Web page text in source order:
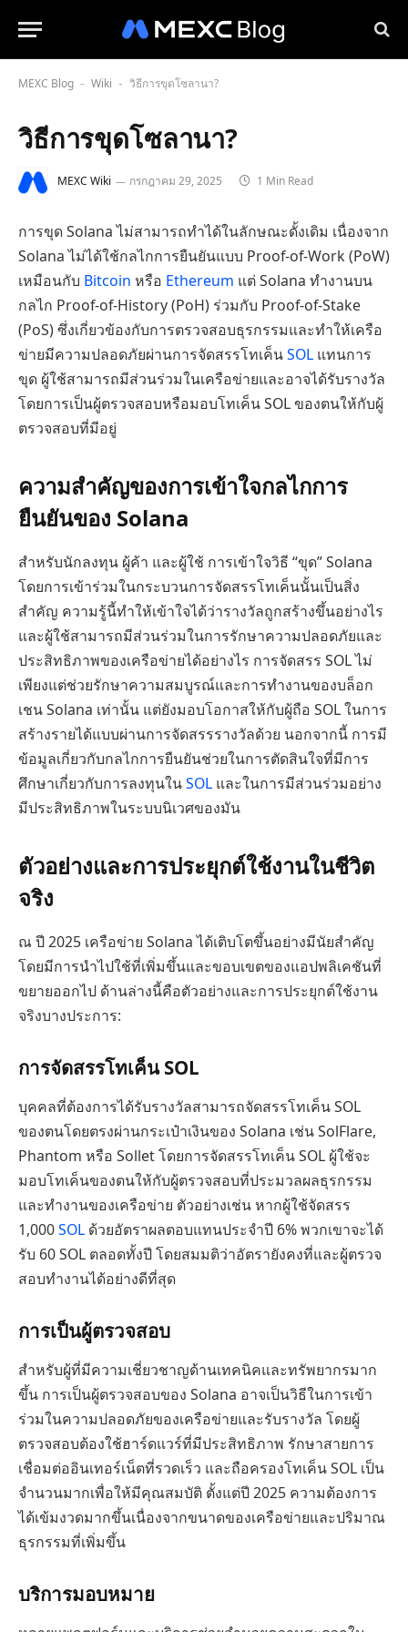
MEXC Blog - Wiki - วิธีการขุดโซลานา?
วิธีการขุดโซลานา?
MEXC Wiki กรกฎาคม 29, 2025 1 Min Read
การขุด Solana ไม่สามารถทำได้ในลักษณะดั้งเดิม เนื่องจาก
Solana ไม่ได้ใช้กลไกการยืนยันแบบ Proof-of-Work (PoW)
เหมือนกับ Bitcoin หรือ Ethereum แต่ Solana ทำงานบน
กลไก Proof-of-History (PoH) ร่วมกับ Proof-of-Stake
(PoS) ซึ่งเกี่ยวข้องกับการตรวจสอบธุรกรรมและทำให้เครือ
ข่ายมีความปลอดภัยผ่านการจัดสรรโทเค็นSOL แทนการ
ขุด ผู้ใช้สามารถมีส่วนร่วมในเครือข่ายและอาจได้รับรางวัล
โดยการเป็นผู้ตรวจสอบหรือมอบโทเค็น SOL ของตนให้กับผู้
ตรวจสอบที่มีอยู่
ความสำคัญของการเข้าใจกลไกการ
ยืนยันของ Solana
สำหรับนักลงทุน ผู้ค้า และผู้ใช้ การเข้าใจวิธี “ขุด” Solana
โดยการเข้าร่วมในกระบวนการจัดสรรโทเค็นนั้นเป็นสิ่ง
สำคัญ ความรู้นี้ทำให้เข้าใจได้ว่ารางวัลถูกสร้างขึ้นอย่างไร
และผู้ใช้สามารถมีส่วนร่วมในการรักษาความปลอดภัยและ
ประสิทธิภาพของเครือข่ายได้อย่างไร การจัดสรร SOL ไม่
เพียงแต่ช่วยรักษาความสมบูรณ์และการทำงานของบล็อก
เชน Solana เท่านั้น แต่ยังมอบโอกาสให้กับผู้ถือ SOL ในการ
สร้างรายได้แบบผ่านการจัดสรรรางวัลด้วย นอกจากนี้ การมี
ข้อมูลเกี่ยวกับกลไกการยืนยันช่วยในการตัดสินใจที่มีการ
ศึกษาเกี่ยวกับการลงทุนในSOL และในการมีส่วนร่วมอย่าง
มีประสิทธิภาพในระบบนิเวศของมัน
ตัวอย่างและการประยุกต์ใช้งานในชีวิต
จริง
ณ ปี 2025 เครือข่าย Solana ได้เติบโตขึ้นอย่างมีนัยสำคัญ
โดยมีการนำไปใช้ที่เพิ่มขึ้นและขอบเขตของแอปพลิเคชันที่
ขยายออกไป ด้านล่างนี้คือตัวอย่างและการประยุกต์ใช้งาน
จริงบางประการ:
การจัดสรรโทเค็น SOL
บุคคลที่ต้องการได้รับรางวัลสามารถจัดสรรโทเค็น SOL
ของตนโดยตรงผ่านกระเป๋าเงินของ Solana เช่น SolFlare,
Phantom หรือ Sollet โดยการจัดสรรโทเค็น SOL ผู้ใช้จะ
มอบโทเค็นของตนให้กับผู้ตรวจสอบที่ประมวลผลธุรกรรม
และทำงานของเครือข่าย ตัวอย่างเช่น หากผู้ใช้จัดสรร
1,000SOL ด้วยอัตราผลตอบแทนประจำปี 6% พวกเขาจะได้
รับ 60 SOL ตลอดทั้งปี โดยสมมติว่าอัตรายังคงที่และผู้ตรวจ
สอบทำงานได้อย่างดีที่สุด
การเป็นผู้ตรวจสอบ
สำหรับผู้ที่มีความเชี่ยวชาญด้านเทคนิคและทรัพยากรมาก
ขึ้น การเป็นผู้ตรวจสอบของ Solana อาจเป็นวิธีในการเข้า
ร่วมในความปลอดภัยของเครือข่ายและรับรางวัล โดยผู้
ตรวจสอบต้องใช้ฮาร์ดแวร์ที่มีประสิทธิภาพ รักษาสายการ
เชื่อมต่ออินเทอร์เน็ตที่รวดเร็ว และถือครองโทเค็น SOL เป็น
จำนวนมากเพื่อให้มีคุณสมบัติ ตั้งแต่ปี 2025 ความต้องการ
ได้เข้มงวดมากขึ้นเนื่องจากขนาดของเครือข่ายและปริมาณ
ธุรกรรมที่เพิ่มขึ้น
บริการมอบหมาย